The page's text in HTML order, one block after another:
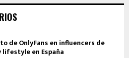
de OnlyFans en influencers de
en España